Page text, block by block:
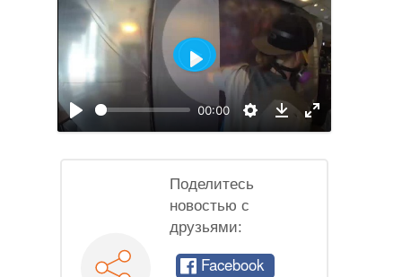
Воспроизвести
00:00
Настройки
Download
Воспроизвести
Поделитесь
новостью с
друзьями:
Facebook